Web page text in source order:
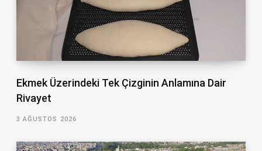
Ekmek Üzerindeki Tek Çizginin Anlamına Dair
Rivayet
3 AĞUSTOS 2026